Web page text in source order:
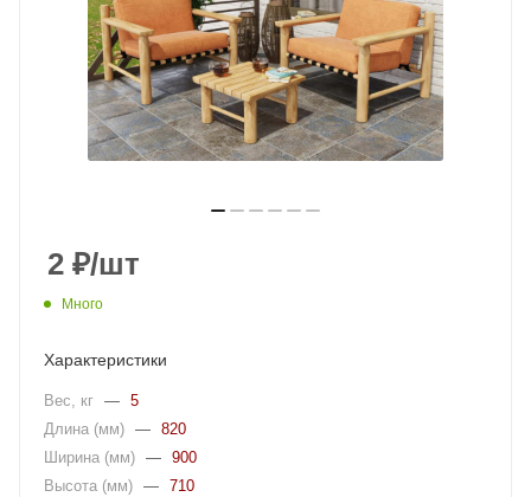
2 ₽/шт
Много
Характеристики
Вес, кг — 5
Длина (мм) — 820
Ширина (мм) — 900
Высота (мм) — 710